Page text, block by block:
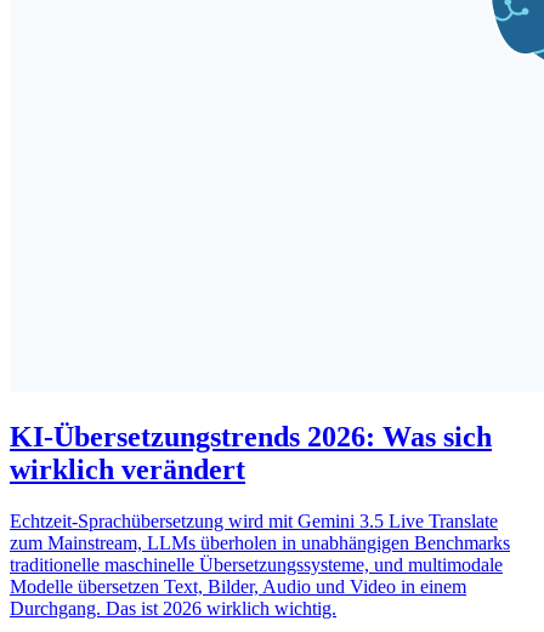
KI-Übersetzungstrends 2026: Was sich
wirklich verändert
Echtzeit-Sprachübersetzung wird mit Gemini 3.5 Live Translate
zum Mainstream, LLMs überholen in unabhängigen Benchmarks
traditionelle maschinelle Übersetzungssysteme, und multimodale
Modelle übersetzen Text, Bilder, Audio und Video in einem
Durchgang. Das ist 2026 wirklich wichtig.